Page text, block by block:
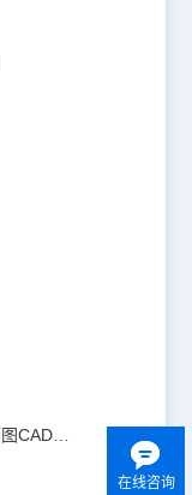
道路设计CAD图纸之道路标准横断面图CAD图纸
在线咨询